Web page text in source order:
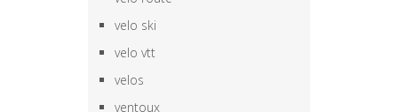
velo ski
velo vtt
velos
ventoux